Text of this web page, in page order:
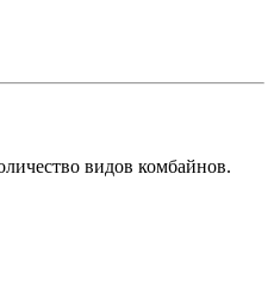
видов комбайнов.